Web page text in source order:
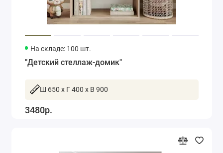
На складе: 100 шт.
"Детский стеллаж-домик"
Ш 650 x Г 400 x В 900
3480р.